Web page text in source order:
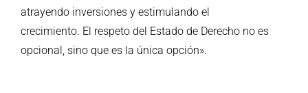
atrayendo inversiones y estimulando el
crecimiento. El respeto del Estado de Derecho no es
opcional, sino que es la única opción».